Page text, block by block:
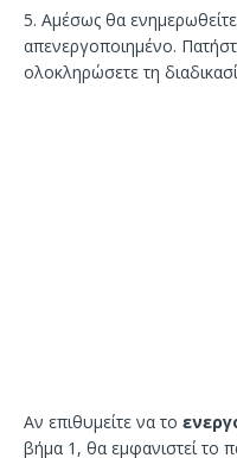
5. Αμέσως θα
απενεργοποιημένο.
ολοκληρώσετε τη
Αν επιθυμείτε να το
βήμα 1, θα εμφανιστεί το